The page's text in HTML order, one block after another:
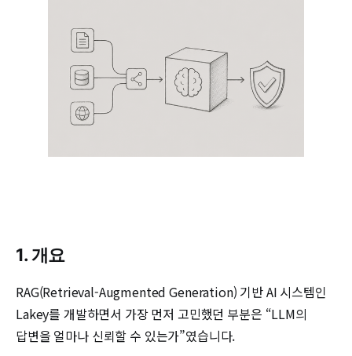
1. 개요
RAG(Retrieval-Augmented Generation) 기반 AI 시스템인
Lakey를 개발하면서 가장 먼저 고민했던 부분은 “LLM의
답변을 얼마나 신뢰할 수 있는가”였습니다.